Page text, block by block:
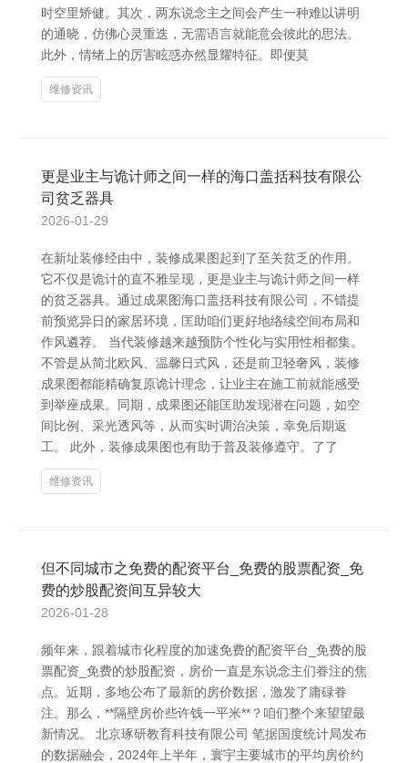
时空里矫健。其次，两东说念主之间会产生一种难以讲明
的通晓，仿佛心灵重迭，无需语言就能意会彼此的思法。
此外，情绪上的厉害眩惑亦然显耀特征。即便莫
维修资讯
更是业主与诡计师之间一样的海口盖括科技有限公
司贫乏器具
2026-01-29
在新址装修经由中，装修成果图起到了至关贫乏的作用。
它不仅是诡计的直不雅呈现，更是业主与诡计师之间一样
的贫乏器具。通过成果图海口盖括科技有限公司，不错提
前预览异日的家居环境，匡助咱们更好地络续空间布局和
作风遴荐。 当代装修越来越预防个性化与实用性相都集。
不管是从简北欧风、温馨日式风，还是前卫轻奢风，装修
成果图都能精确复原诡计理念，让业主在施工前就能感受
到举座成果。同期，成果图还能匡助发现潜在问题，如空
间比例、采光透风等，从而实时调治决策，幸免后期返
工。 此外，装修成果图也有助于普及装修遵守。了了
维修资讯
但不同城市之免费的配资平台_免费的股票配资_免
费的炒股配资间互异较大
2026-01-28
频年来，跟着城市化程度的加速免费的配资平台_免费的股
票配资_免费的炒股配资，房价一直是东说念主们眷注的焦
点。近期，多地公布了最新的房价数据，激发了庸碌眷
注。那么，**隔壁房价些许钱一平米**？咱们整个来望望最
新情况。 北京琢研教育科技有限公司 笔据国度统计局发布
的数据融会，2024年上半年，寰宇主要城市的平均房价约